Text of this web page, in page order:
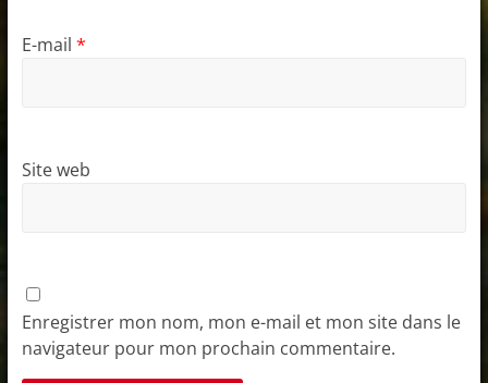
E-mail *
Site web
Enregistrer mon nom, mon e-mail et mon site dans le
navigateur pour mon prochain commentaire.